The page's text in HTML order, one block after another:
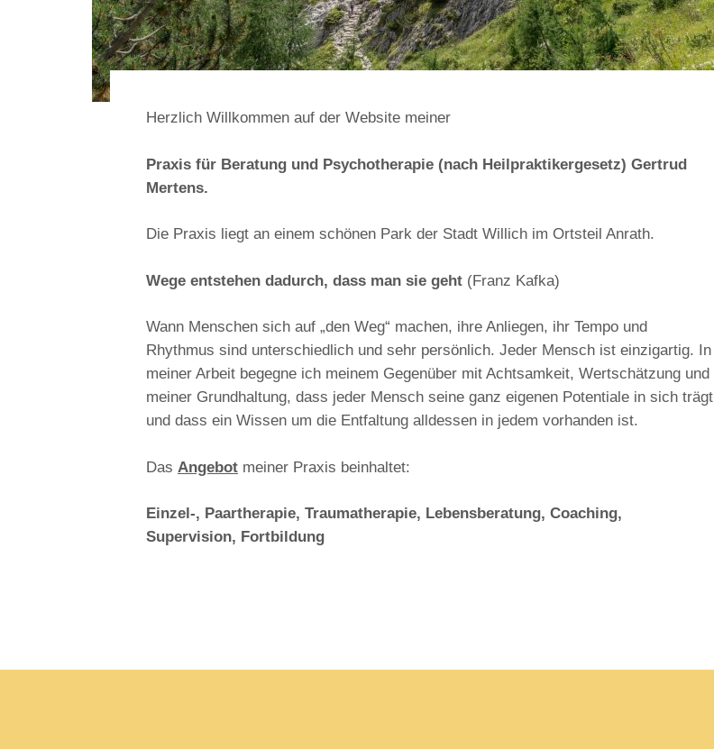
Herzlich Willkommen auf der Website meiner
Praxis für Beratung und Psychotherapie (nach Heilpraktikergesetz) Gertrud
Mertens.
Die Praxis liegt an einem schönen Park der Stadt Willich im Ortsteil Anrath.
Wege entstehen dadurch, dass man sie geht (Franz Kafka)
Wann Menschen sich auf „den Weg“ machen, ihre Anliegen, ihr Tempo und
Rhythmus sind unterschiedlich und sehr persönlich. Jeder Mensch ist einzigartig. In
meiner Arbeit begegne ich meinem Gegenüber mit Achtsamkeit, Wertschätzung und
meiner Grundhaltung, dass jeder Mensch seine ganz eigenen Potentiale in sich trägt
und dass ein Wissen um die Entfaltung alldessen in jedem vorhanden ist.
Das Angebot meiner Praxis beinhaltet:
Einzel-, Paartherapie, Traumatherapie, Lebensberatung, Coaching,
Supervision, Fortbildung